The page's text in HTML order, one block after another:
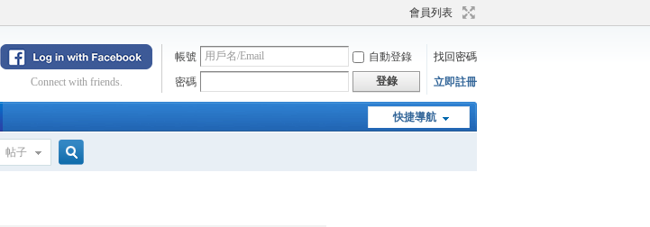
會員列表
帳號 自動登錄
找回密碼
密碼
登錄 立即註冊
Connect with friends.
快捷導航
帖子